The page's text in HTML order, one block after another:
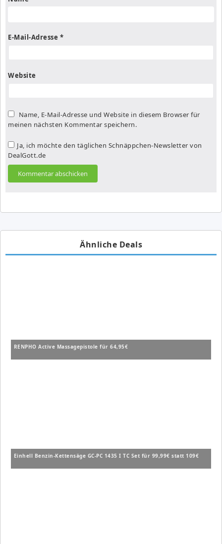
E-Mail-Adresse *
Website
Name, E-Mail-Adresse und Website in diesem Browser für
meinen nächsten Kommentar speichern.
Ja, ich möchte den täglichen Schnäppchen-Newsletter von
DealGott.de
Ähnliche Deals
RENPHO Active Massagepistole für 64,95€
Einhell Benzin-Kettensäge GC-PC 1435 I TC Set für 99,99€ statt 109€